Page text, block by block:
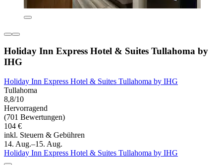
Holiday Inn Express Hotel & Suites Tullahoma by
IHG
Holiday Inn Express Hotel & Suites Tullahoma by IHG
Tullahoma
8,8/10
Hervorragend
(701 Bewertungen)
104 €
inkl. Steuern & Gebühren
14. Aug.–15. Aug.
Holiday Inn Express Hotel & Suites Tullahoma by IHG